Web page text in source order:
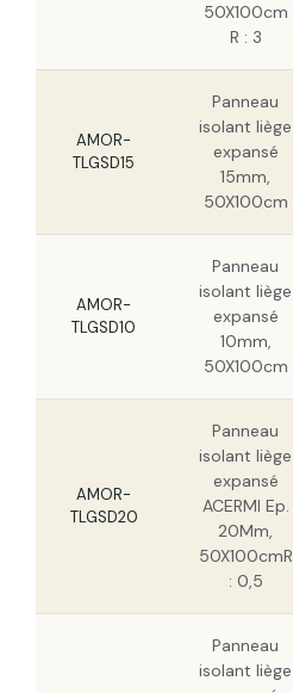
50X100cm
R : 3
AMOR-
TLGSD15
Panneau
isolant liège
expansé
15mm,
50X100cm
AMOR-
TLGSD10
Panneau
isolant liège
expansé
10mm,
50X100cm
AMOR-
TLGSD20
Panneau
isolant liège
expansé
ACERMI Ep.
20Mm,
50X100cmR
: 0,5
Panneau
isolant liège